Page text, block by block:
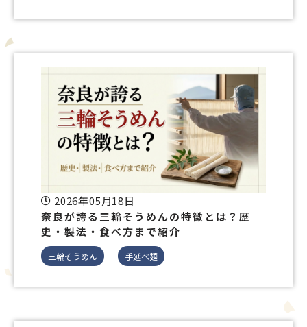
2026年05月18日
奈良が誇る三輪そうめんの特徴とは？歴
史・製法・食べ方まで紹介
三輪そうめん 手延べ麺